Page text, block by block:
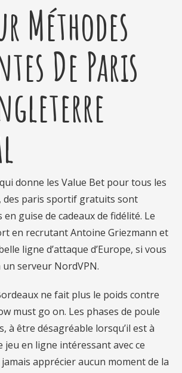
Méthodes
De Paris
donne les Value Bet pour tous les
des paris sportif gratuits sont
guise de cadeaux de fidélité. Le
en recrutant Antoine Griezmann et
ligne d’attaque d’Europe, si vous
serveur NordVPN.
ne fait plus le poids contre
must go on. Les phases de poule
à être désagréable lorsqu’il est à
jeu en ligne intéressant avec ce
apprécier aucun moment de la